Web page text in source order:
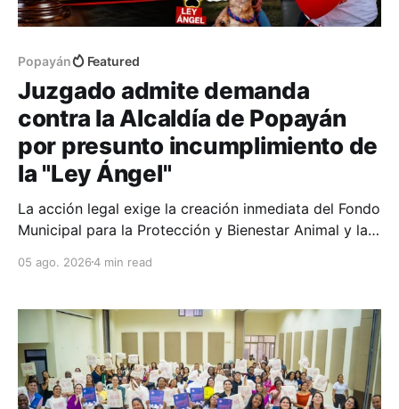
Popayán Featured
Juzgado admite demanda
contra la Alcaldía de Popayán
por presunto incumplimiento de
la "Ley Ángel"
La acción legal exige la creación inmediata del Fondo
Municipal para la Protección y Bienestar Animal y la
maltrato.
05 ago. 20264 min read